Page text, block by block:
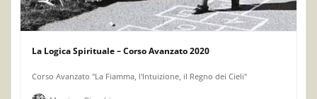
La Logica Spirituale – Corso Avanzato 2020
Corso Avanzato "La Fiamma, l'Intuizione, il Regno dei Cieli"